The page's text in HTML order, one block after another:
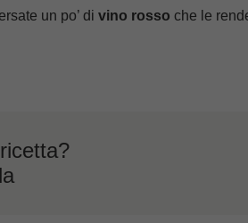
un po’ di vino rosso che le